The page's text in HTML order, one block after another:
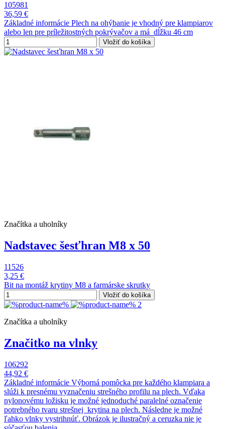
105981
36,59 €
Základné informácie Plech na ohýbanie je vhodný pre klampiarov
alebo len pre príležitostných pokrývačov a má dĺžku 46 cm
Vložiť do košíka
Značítka a uholníky
Nadstavec šesťhran M8 x 50
11526
3,25 €
Bit na montáž krytiny M8 a farmárske skrutky
Vložiť do košíka
Značítka a uholníky
Značitko na vlnky
106292
44,92 €
Základné informácie Výborná pomôcka pre každého klampiara a
slúži k presnému vyznačeniu strešného profilu na plech. Vďaka
nylonovému ložisku je možné jednoduché paralelné označenie
potrebného tvaru strešnej krytina na plech. Následne je možné
ľahko vlnky vystrihnúť. Obrázok je ilustračný a ceruzka nie je